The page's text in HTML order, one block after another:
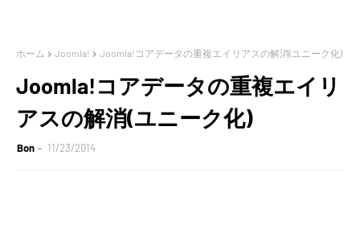
ホーム Joomla! Joomla!コアデータの重複エイリアスの解消(ユニーク化)
Joomla!コアデータの重複エイリ
アスの解消(ユニーク化)
Bon 11/23/2014